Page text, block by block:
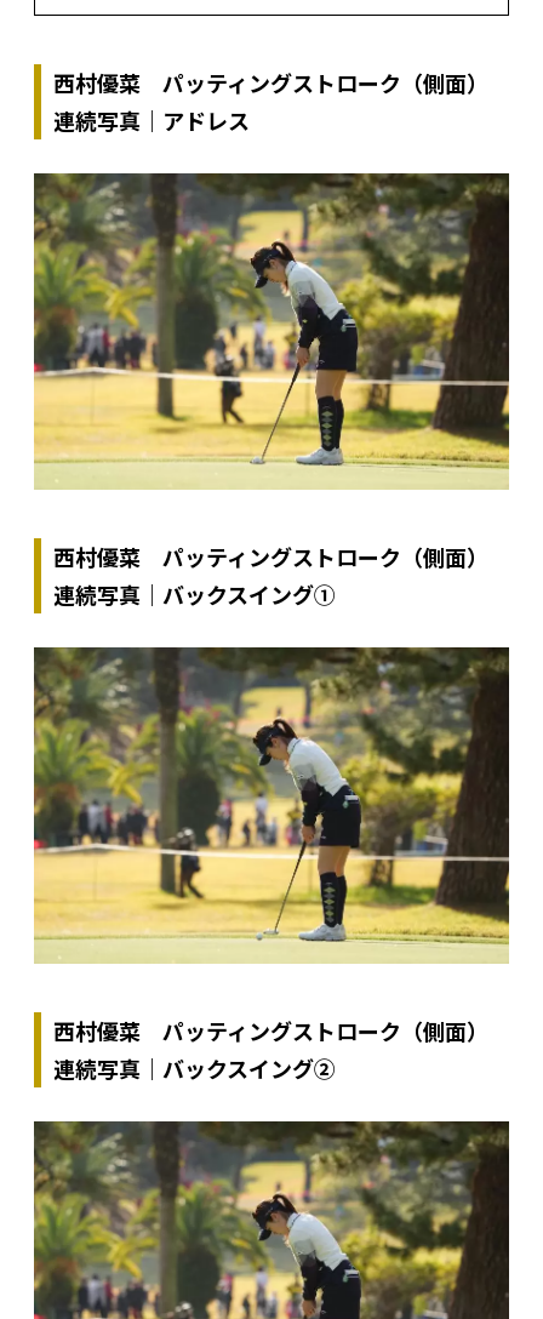
西村優菜 パッティングストローク（側面）
連続写真｜アドレス
西村優菜 パッティングストローク（側面）
連続写真｜バックスイング①
西村優菜 パッティングストローク（側面）
連続写真｜バックスイング②